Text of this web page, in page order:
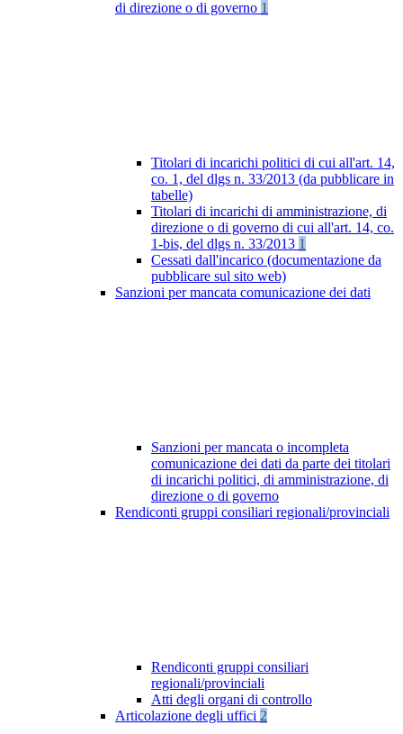
di direzione o di governo 1
Titolari di incarichi politici di cui all'art. 14,
co. 1, del dlgs n. 33/2013 (da pubblicare in
tabelle)
Titolari di incarichi di amministrazione, di
direzione o di governo di cui all'art. 14, co.
1-bis, del dlgs n. 33/2013 1
Cessati dall'incarico (documentazione da
pubblicare sul sito web)
Sanzioni per mancata comunicazione dei dati
Sanzioni per mancata o incompleta
comunicazione dei dati da parte dei titolari
di incarichi politici, di amministrazione, di
direzione o di governo
Rendiconti gruppi consiliari regionali/provinciali
Rendiconti gruppi consiliari
regionali/provinciali
Atti degli organi di controllo
Articolazione degli uffici 2